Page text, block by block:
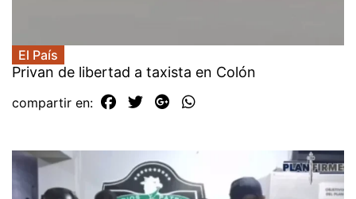
El País
Privan de libertad a taxista en Colón
compartir en: